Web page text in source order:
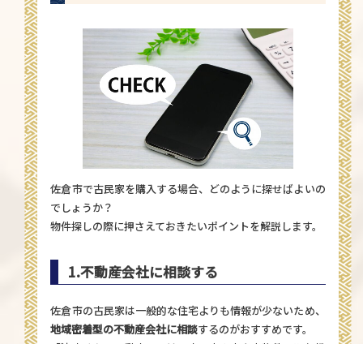
佐倉市で古民家を購入する場合、どのように探せばよいの
でしょうか？
物件探しの際に押さえておきたいポイントを解説します。
1.不動産会社に相談する
佐倉市の古民家は一般的な住宅よりも情報が少ないため、
地域密着型の不動産会社に相談するのがおすすめです。